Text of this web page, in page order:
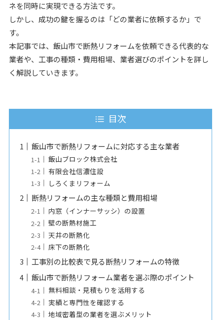
ネを同時に実現できる方法です。
しかし、成功の鍵を握るのは「どの業者に依頼するか」で
す。
本記事では、飯山市で断熱リフォームを依頼できる代表的な
業者や、工事の種類・費用相場、業者選びのポイントを詳し
く解説していきます。
目次
飯山市で断熱リフォームに対応する主な業者
飯山ブロック株式会社
有限会社信濃住設
しろくまリフォーム
断熱リフォームの主な種類と費用相場
内窓（インナーサッシ）の設置
壁の断熱材施工
天井の断熱化
床下の断熱化
工事別の比較表で見る断熱リフォームの特徴
飯山市で断熱リフォーム業者を選ぶ際のポイント
無料相談・見積もりを活用する
実績と専門性を確認する
地域密着型の業者を選ぶメリット